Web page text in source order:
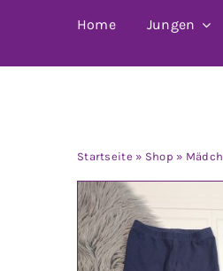
Home Jungen
Startseite » Shop »